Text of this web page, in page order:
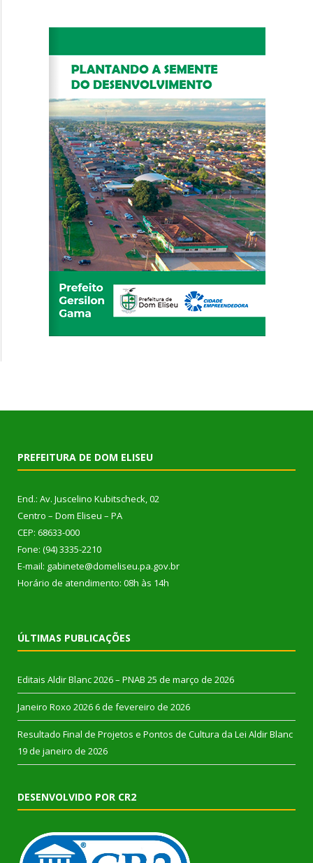
PREFEITURA DE DOM ELISEU
End.: Av. Juscelino Kubitscheck, 02
Centro – Dom Eliseu – PA
CEP: 68633-000
Fone: (94) 3335-2210
E-mail: gabinete@domeliseu.pa.gov.br
Horário de atendimento: 08h às 14h
ÚLTIMAS PUBLICAÇÕES
Editais Aldir Blanc 2026 – PNAB 25 de março de 2026
Janeiro Roxo 2026 6 de fevereiro de 2026
Resultado Final de Projetos e Pontos de Cultura da Lei Aldir Blanc
19 de janeiro de 2026
DESENVOLVIDO POR CR2